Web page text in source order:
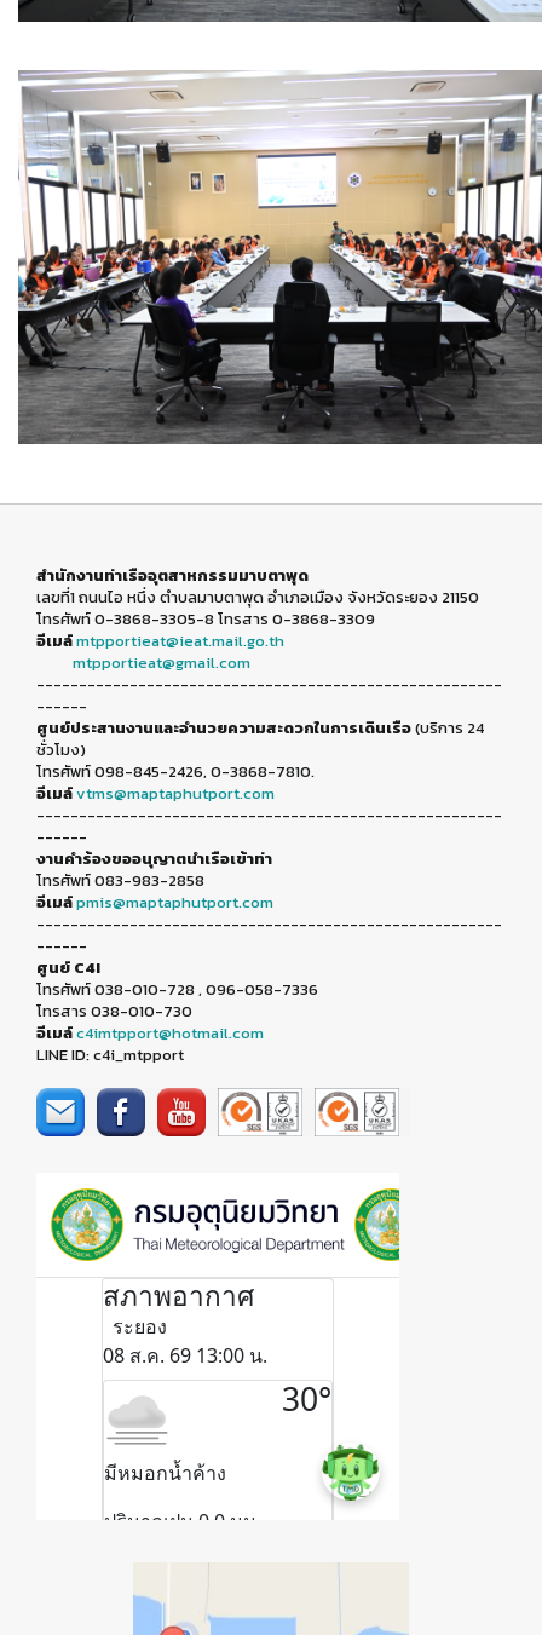
สำนักงานท่าเรืออุตสาหกรรมมาบตาพุด
เลขที่1 ถนนไอ หนึ่ง ตำบลมาบตาพุด อำเภอเมือง จังหวัดระยอง 21150
โทรศัพท์ 0-3868-3305-8 โทรสาร 0-3868-3309
อีเมล์mtpportieat@ieat.mail.go.th
mtpportieat@gmail.com
-------------------------------------------------------
------
ศูนย์ประสานงานและอำนวยความสะดวกในการเดินเรือ(บริการ 24
ชั่วโมง)
โทรศัพท์ 098-845-2426, 0-3868-7810.
อีเมล์vtms@maptaphutport.com
-------------------------------------------------------
------
งานคำร้องขออนุญาตนำเรือเข้าท่า
โทรศัพท์ 083-983-2858
อีเมล์pmis@maptaphutport.com
-------------------------------------------------------
------
ศูนย์ C4I
โทรศัพท์ 038-010-728 , 096-058-7336
โทรสาร 038-010-730
อีเมล์c4imtpport@hotmail.com
LINE ID: c4i_mtpport